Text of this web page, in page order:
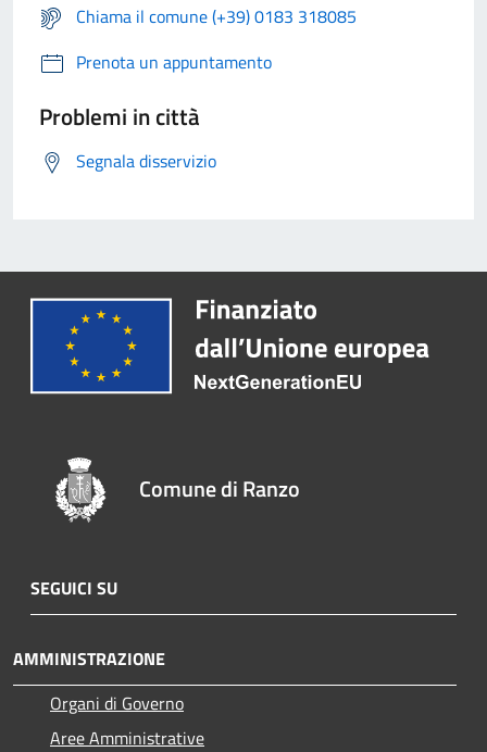
Chiama il comune (+39) 0183 318085
Prenota un appuntamento
Problemi in città
Segnala disservizio
Comune di Ranzo
SEGUICI SU
AMMINISTRAZIONE
Organi di Governo
Aree Amministrative